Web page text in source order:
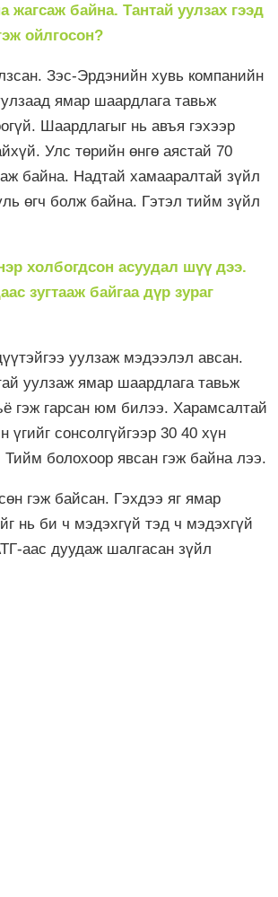
жагсаж байна. Тантай уулзах гээд
ойлгосон?
Зэс-Эрдэнийн хувь компанийн
ямар шаардлага тавьж
Шаардлагыг нь авъя гэхээр
Улс төрийн өнгө аястай 70
байна. Надтай хамааралтай зүйл
өгч болж байна. Гэтэл тийм зүйл
холбогдсон асуудал шүү дээ.
зугтааж байгаа дүр зураг
уулзаж мэдээлэл авсан.
уулзаж ямар шаардлага тавьж
гэж гарсан юм билээ. Харамсалтай
үгийг сонсолгүйгээр 30 40 хүн
болохоор явсан гэж байна лээ.
гэж байсан. Гэхдээ яг ямар
нь би ч мэдэхгүй тэд ч мэдэхгүй
аас дуудаж шалгасан зүйл